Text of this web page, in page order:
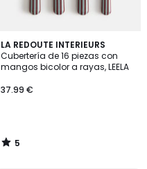
LA REDOUTE INTERIEURS
Cubertería de 16 piezas con
mangos bicolor a rayas, LEELA
37.99 €
5
/
5
5
/